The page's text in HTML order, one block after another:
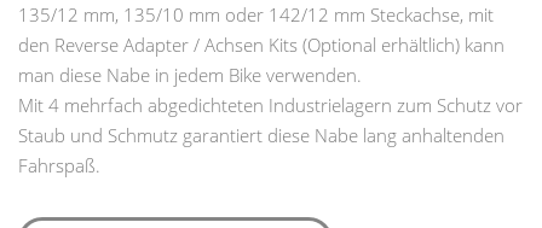
135/12 mm, 135/10 mm oder 142/12 mm Steckachse, mit
den Reverse Adapter / Achsen Kits (Optional erhältlich) kann
man diese Nabe in jedem Bike verwenden.
Mit 4 mehrfach abgedichteten Industrielagern zum Schutz vor
Staub und Schmutz garantiert diese Nabe lang anhaltenden
Fahrspaß.